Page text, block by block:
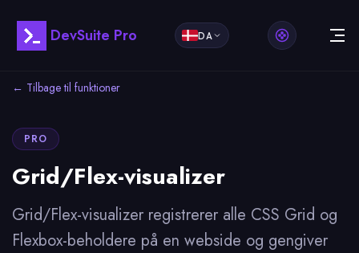
DevSuite Pro DA
← Tilbage til funktioner
PRO
Grid/Flex-visualizer
Grid/Flex-visualizer registrerer alle CSS Grid og
Flexbox-beholdere på en webside og gengiver